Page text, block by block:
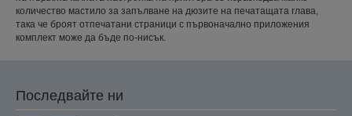
количество мастило за запълване на дюзите на печатащата глава,
така че броят отпечатани страници с първоначално приложения
комплект може да бъде по-нисък.
Последвайте ни